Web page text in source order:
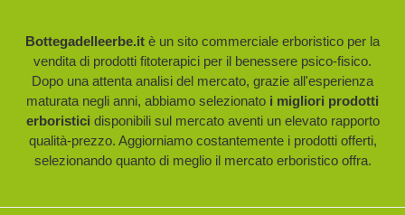
Bottegadelleerbe.it è un sito commerciale erboristico per la
vendita di prodotti fitoterapici per il benessere psico-fisico.
Dopo una attenta analisi del mercato, grazie all'esperienza
maturata negli anni, abbiamo selezionato i migliori prodotti
erboristici disponibili sul mercato aventi un elevato rapporto
qualità-prezzo. Aggiorniamo costantemente i prodotti offerti,
selezionando quanto di meglio il mercato erboristico offra.